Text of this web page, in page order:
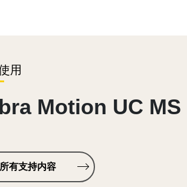
用
Motion UC MS
所有支持内容